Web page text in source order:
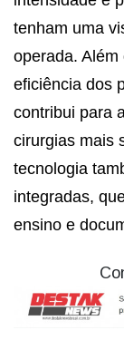
tenham uma
operada.
eficiência dos
contribui para
cirurgias mais
tecnologia
integradas,
ensino e